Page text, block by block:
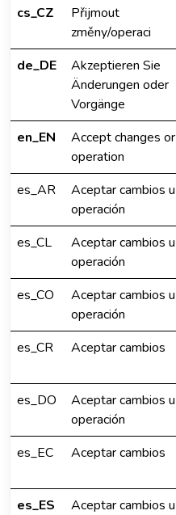
cs_CZ
Přijmout
změny/operaci
de_DE
Akzeptieren Sie
Änderungen oder
Vorgänge
en_EN
Accept changes or
operation
es_AR
Aceptar cambios u
operación
es_CL
Aceptar cambios u
operación
es_CO
Aceptar cambios u
operación
es_CR
Aceptar cambios
es_DO
Aceptar cambios u
operación
es_EC
Aceptar cambios
es_ES
Aceptar cambios u